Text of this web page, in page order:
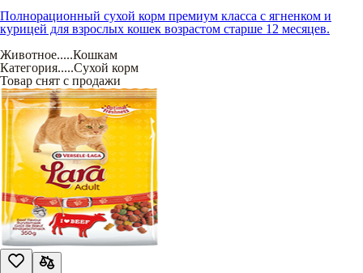
Полнорационный сухой корм премиум класса с ягненком и
курицей для взрослых кошек возрастом старше 12 месяцев.
Животное.....Кошкам
Категория.....Сухой корм
Товар снят с продажи